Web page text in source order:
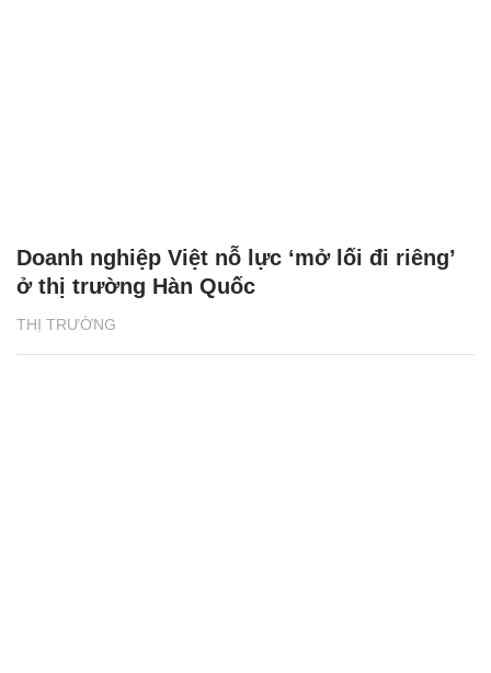
THỊ TRƯỜNG
Doanh nghiệp Việt nỗ lực ‘mở lối đi riêng’
ở thị trường Hàn Quốc